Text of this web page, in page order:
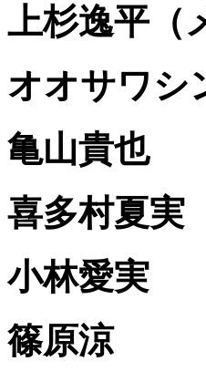
上杉逸平（
オオサワシ
亀山貴也
喜多村夏実
小林愛実
篠原涼